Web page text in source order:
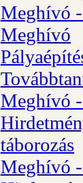
Meghívó -
Meghívó
Meghívó
táborozás
Meghívó